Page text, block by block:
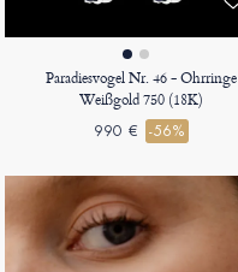
Paradiesvogel Nr. 46 - Ohrringe
Weißgold 750 (18K)
990 € -56%